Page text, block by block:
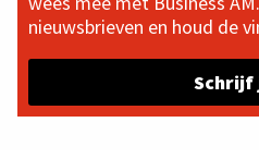
nieuwsbrieven en houd de
Schrijf